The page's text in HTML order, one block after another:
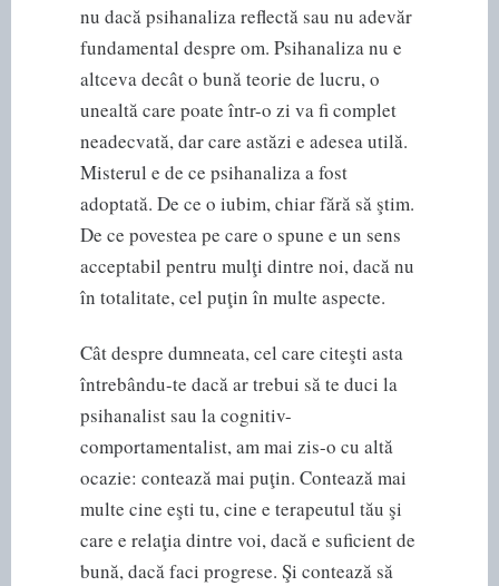
nu dacă psihanaliza reflectă sau nu adevăr
fundamental despre om. Psihanaliza nu e
altceva decât o bună teorie de lucru, o
unealtă care poate într-o zi va fi complet
neadecvată, dar care astăzi e adesea utilă.
Misterul e de ce psihanaliza a fost
adoptată. De ce o iubim, chiar fără să ştim.
De ce povestea pe care o spune e un sens
acceptabil pentru mulţi dintre noi, dacă nu
în totalitate, cel puţin în multe aspecte.
Cât despre dumneata, cel care citeşti asta
întrebându-te dacă ar trebui să te duci la
psihanalist sau la cognitiv-
comportamentalist, am mai zis-o cu altă
ocazie: contează mai puţin. Contează mai
multe cine eşti tu, cine e terapeutul tău şi
care e relaţia dintre voi, dacă e suficient de
bună, dacă faci progrese. Şi contează să